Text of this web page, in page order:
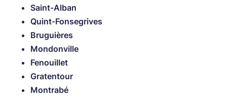
Saint-Alban
Quint-Fonsegrives
Bruguières
Mondonville
Fenouillet
Gratentour
Montrabé